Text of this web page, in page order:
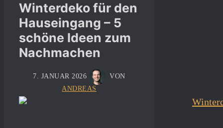
Winterdeko für den
Hauseingang – 5
schöne Ideen zum
Nachmachen
7. JANUAR 2026
VON
ANDREAS